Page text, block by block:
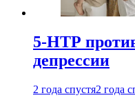
5-НТР
депрессии
2 года спустя2 года